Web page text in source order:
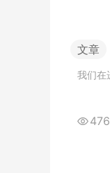
文章
我们在